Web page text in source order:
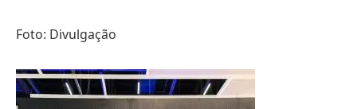
Foto: Divulgação